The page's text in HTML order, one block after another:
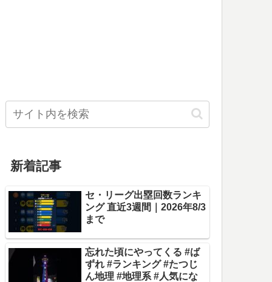
新着記事
セ・リーグ出塁回数ランキ
ング 直近3週間｜2026年8/3
まで
忘れた頃にやってくる #ば
ずれ #ランキング #たつじ
ん地理 #地理系 #人気にな